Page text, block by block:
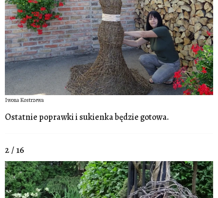
Iwona Kostrzewa
Ostatnie poprawki i sukienka będzie gotowa.
2 / 16